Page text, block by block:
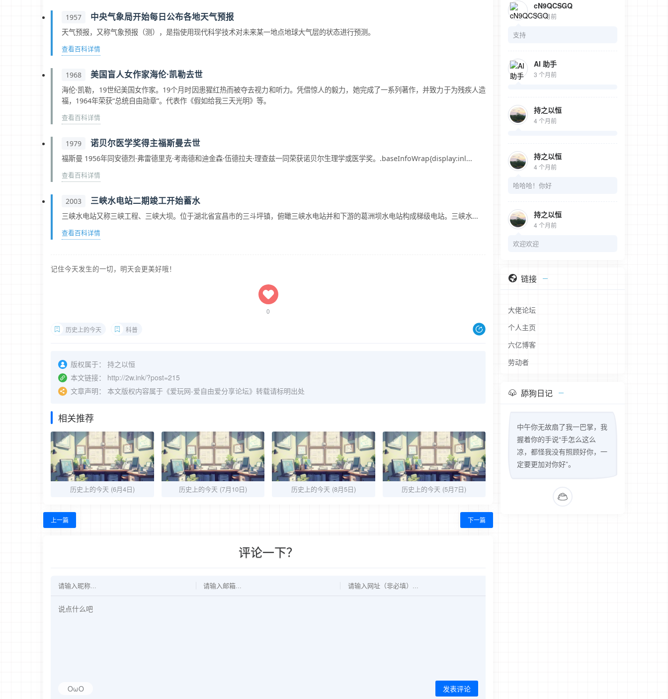
1957 中央气象局开始每日公布各地天气预报
天气预报，又称气象预报（测），是指使用现代科学技术对未来某一地点地球大气层的状态进行预测。
查看百科详情
1968 美国盲人女作家海伦·凯勒去世
海伦·凯勒，19世纪美国女作家。19个月时因患猩红热而被夺去视力和听力。凭借惊人的毅力，她完成了一系列著作，并致力于为残疾人造
福，1964年荣获“总统自由勋章”。代表作《假如给我三天光明》等。
查看百科详情
1979 诺贝尔医学奖得主福斯曼去世
福斯曼 1956年同安德烈·弗雷德里克·考南德和迪金森·伍德拉夫·理查兹一同荣获诺贝尔生理学或医学奖。.baseInfoWrap{display:inl...
查看百科详情
2003 三峡水电站二期竣工开始蓄水
三峡水电站又称三峡工程、三峡大坝。位于湖北省宜昌市的三斗坪镇，俯瞰三峡水电站并和下游的葛洲坝水电站构成梯级电站。三峡水...
查看百科详情
记住今天发生的一切，明天会更美好哦！
0
历史上的今天 科普
版权属于：
持之以恒
本文链接：
http://2w.ink/?post=215
文章声明：
本文版权内容属于《爱玩网-爱自由爱分享论坛》转载请标明出处
相关推荐
历史上的今天 (6月4日) 历史上的今天 (7月10日) 历史上的今天 (8月5日) 历史上的今天 (5月7日)
上一篇 下一篇
评论一下？
OωO 发表评论
cN9QCSGQ
3 个月前
支持
AI 助手
3 个月前
持之以恒
4 个月前
持之以恒
4 个月前
哈哈哈！你好
持之以恒
4 个月前
欢迎欢迎
链接
大佬论坛
个人主页
六亿博客
劳动者
舔狗日记
中午你无故扇了我一巴掌，我
握着你的手说“手怎么这么
凉，都怪我没有照顾好你，一
定要更加对你好”。